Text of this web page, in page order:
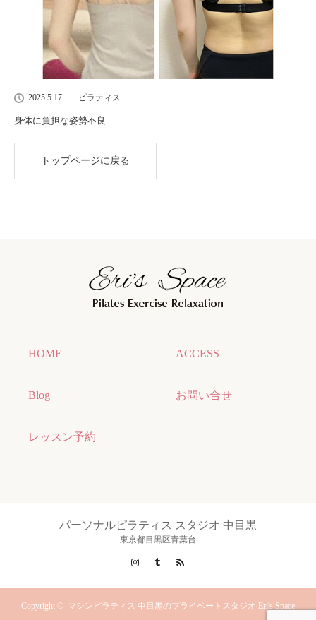
2025.5.17 ピラティス
身体に負担な姿勢不良
トップページに戻る
HOME ACCESS
Blog お問い合せ
レッスン予約
パーソナルピラティス スタジオ 中目黒
東京都目黒区青葉台
InstagramTumblr
Copyright © マシンピラティス 中目黒のプライベートスタジオ Eri's Space